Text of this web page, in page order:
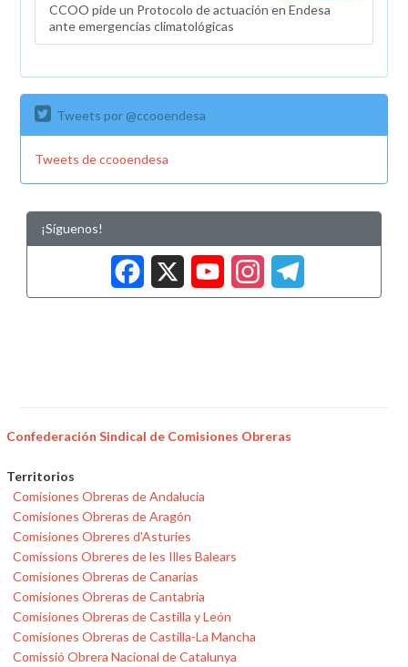
CCOO pide un Protocolo de actuación en Endesa
ante emergencias climatológicas
Tweets por @ccooendesa
Tweets de ccooendesa
¡Síguenos!
Facebook
X
Confederación Sindical de Comisiones Obreras
Territorios
Comisiones Obreras de Andalucía
Comisiones Obreras de Aragón
Comisiones Obreres d'Asturies
Comissions Obreres de les Illes Balears
Comisiones Obreras de Canarias
Comisiones Obreras de Cantabria
Comisiones Obreras de Castilla y León
Comisiones Obreras de Castilla-La Mancha
Comissió Obrera Nacional de Catalunya